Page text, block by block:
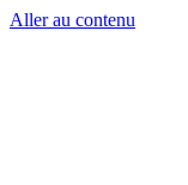
Aller au contenu